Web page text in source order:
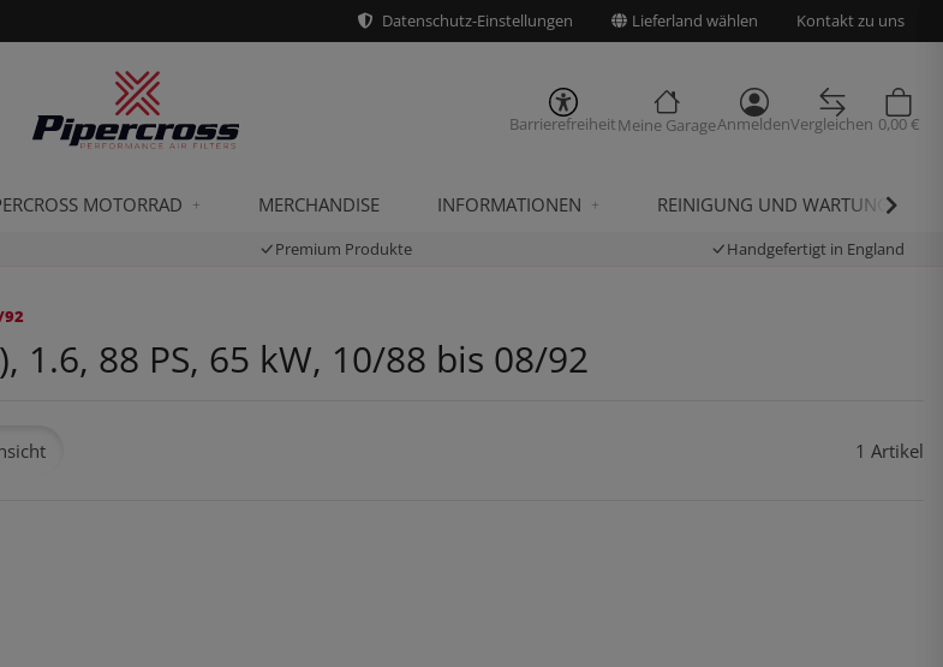
Datenschutz-Einstellungen Lieferland wählen Kontakt zu uns
BarrierefreiheitMeine GarageAnmeldenVergleichen 0,00 €
MOTORRAD MERCHANDISE INFORMATIONEN REINIGUNG UND WARTUNG
Premium Produkte Handgefertigt in England
92
1.6, 88 PS, 65 kW, 10/88 bis 08/92
1 Artikel